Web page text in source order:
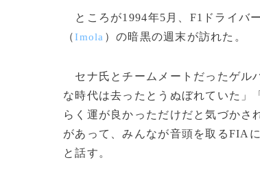
ところが1994年5月、F1ドライバ
（Imola ）の暗黒の週末が訪れた。
セナ氏とチームメートだったゲル
な時代は去ったとうぬぼれていた」
らく運が良かっただけだと気づか
があって、みんなが音頭を取るFIA
と話す。